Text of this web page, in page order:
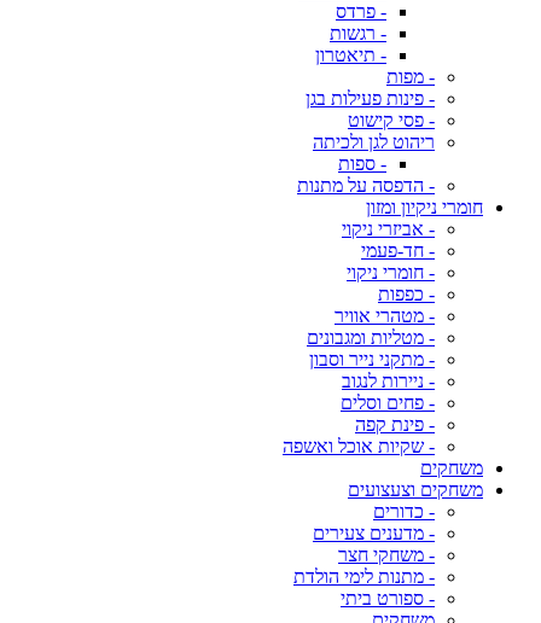
- פרדס
- רגשות
- תיאטרון
- מפות
- פינות פעילות בגן
- פסי קישוט
ריהוט לגן ולכיתה
- ספות
- הדפסה על מתנות
חומרי ניקיון ומזון
- אביזרי ניקוי
- חד-פעמי
- חומרי ניקוי
- כפפות
- מטהרי אוויר
- מטליות ומגבונים
- מתקני נייר וסבון
- ניירות לנגוב
- פחים וסלים
- פינת קפה
- שקיות אוכל ואשפה
משחקים
משחקים וצעצועים
- כדורים
- מדענים צעירים
- משחקי חצר
- מתנות לימי הולדת
- ספורט ביתי